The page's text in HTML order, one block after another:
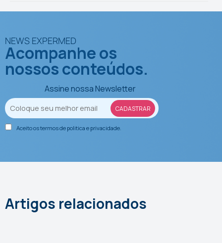
NEWS EXPERMED
Acompanhe os
nossos conteúdos.
Assine nossa Newsletter
Aceito os termos de politica e privacidade
Artigos relacionados